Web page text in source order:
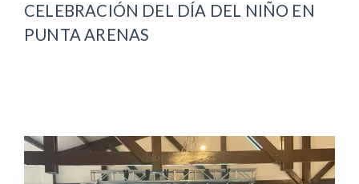
CELEBRACIÓN DEL DÍA DEL NIÑO EN
PUNTA ARENAS